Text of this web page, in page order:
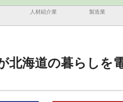
人材紹介業 製造業
北海道の暮らしを